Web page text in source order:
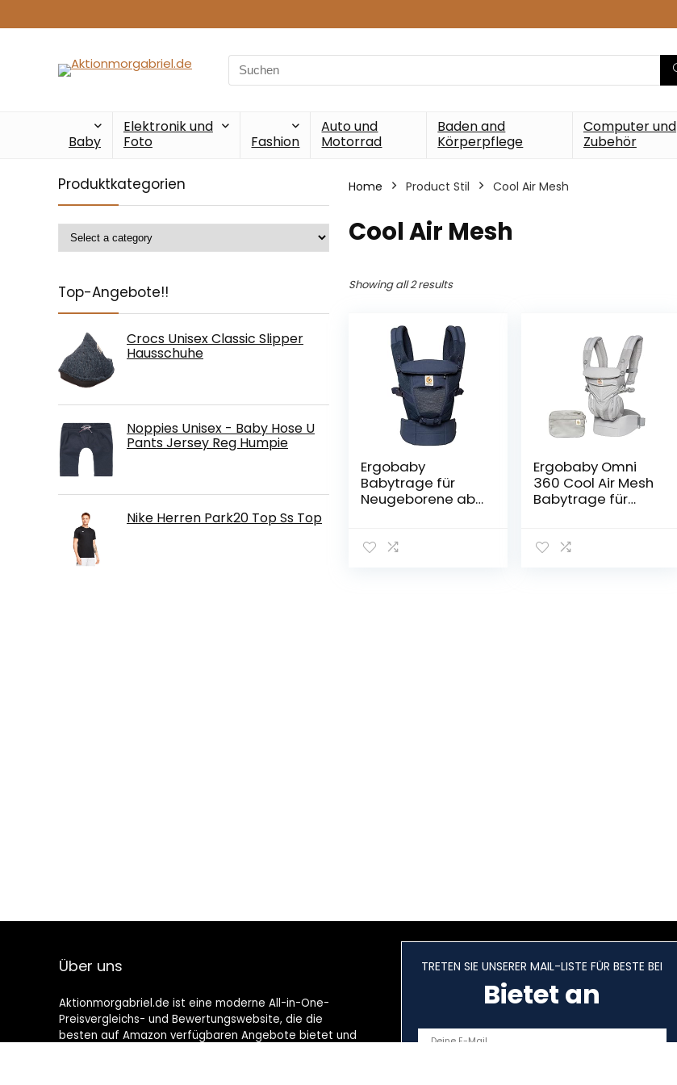
Search
for:
Baby
Elektronik und
Foto
Fashion
Auto und
Motorrad
Baden and
Körperpflege
Computer und
Zubehör
Produktkategorien
Top-Angebote!!
Crocs Unisex Classic Slipper
Hausschuhe
Noppies Unisex - Baby Hose U
Pants Jersey Reg Humpie
Nike Herren Park20 Top Ss Top
Home Product Stil ‎Cool Air Mesh
‎Cool Air Mesh
Showing all 2 results
Ergobaby
Babytrage für
Neugeborene ab
Adapt Cool Air
Ergobaby Omni
360 Cool Air Mesh
Babytrage für
Ergonomische 4-
Über uns
Aktionmorgabriel.de ist eine moderne All-in-One-
Preisvergleichs- und Bewertungswebsite, die die
besten auf Amazon verfügbaren Angebote bietet und
TRETEN SIE UNSERER MAIL-LISTE FÜR BESTE BEI
Bietet an